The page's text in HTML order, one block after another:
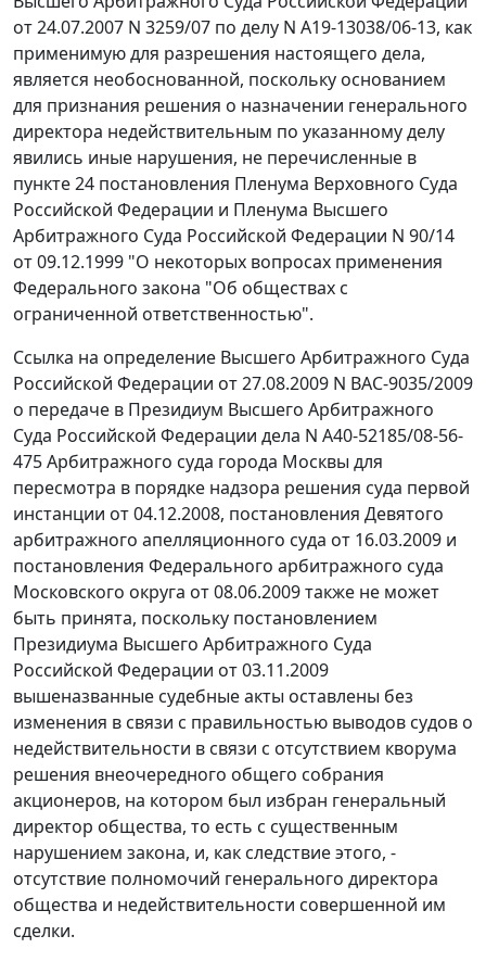
от 24.07.2007 N 3259/07 по делу N А19-13038/06-13, как
применимую для разрешения настоящего дела,
является необоснованной, поскольку основанием
для признания решения о назначении генерального
директора недействительным по указанному делу
явились иные нарушения, не перечисленные в
пункте 24 постановления Пленума Верховного Суда
Российской Федерации и Пленума Высшего
Арбитражного Суда Российской Федерации N 90/14
от 09.12.1999 "О некоторых вопросах применения
Федерального закона "Об обществах с
ограниченной ответственностью".
Ссылка на определение Высшего Арбитражного Суда
Российской Федерации от 27.08.2009 N ВАС-9035/2009
о передаче в Президиум Высшего Арбитражного
Суда Российской Федерации дела N А40-52185/08-56-
475 Арбитражного суда города Москвы для
пересмотра в порядке надзора решения суда первой
инстанции от 04.12.2008, постановления Девятого
арбитражного апелляционного суда от 16.03.2009 и
постановления Федерального арбитражного суда
Московского округа от 08.06.2009 также не может
быть принята, поскольку постановлением
Президиума Высшего Арбитражного Суда
Российской Федерации от 03.11.2009
вышеназванные судебные акты оставлены без
изменения в связи с правильностью выводов судов о
недействительности в связи с отсутствием кворума
решения внеочередного общего собрания
акционеров, на котором был избран генеральный
директор общества, то есть с существенным
нарушением закона, и, как следствие этого, -
отсутствие полномочий генерального директора
общества и недействительности совершенной им
сделки.